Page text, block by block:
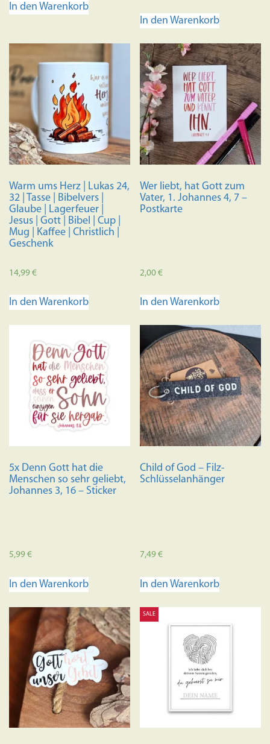
In den Warenkorb
In den Warenkorb
Warm ums Herz | Lukas 24,
32 | Tasse | Bibelvers |
Glaube | Lagerfeuer |
Jesus | Gott | Bibel | Cup |
Mug | Kaffee | Christlich |
Geschenk
14,99€
In den Warenkorb
Wer liebt, hat Gott zum
Vater, 1. Johannes 4, 7 –
Postkarte
2,00€
In den Warenkorb
5x Denn Gott hat die
Menschen so sehr geliebt,
Johannes 3, 16 – Sticker
5,99€
In den Warenkorb
Child of God – Filz-
Schlüsselanhänger
7,49€
In den Warenkorb
SALE